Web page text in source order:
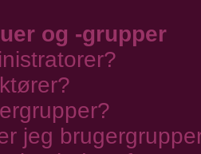
og -grupper
jeg